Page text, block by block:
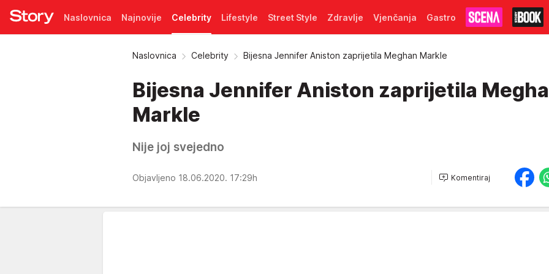
Naslovnica Najnovije Celebrity Lifestyle Street Style Zdravlje Vjenčanja Gastro
Naslovnica Celebrity Bijesna Jennifer Aniston zaprijetila Meghan Markle
Bijesna Jennifer Aniston zaprijetila
Markle
Nije joj svejedno
Objavljeno 18.06.2020. 17:29h Komentiraj